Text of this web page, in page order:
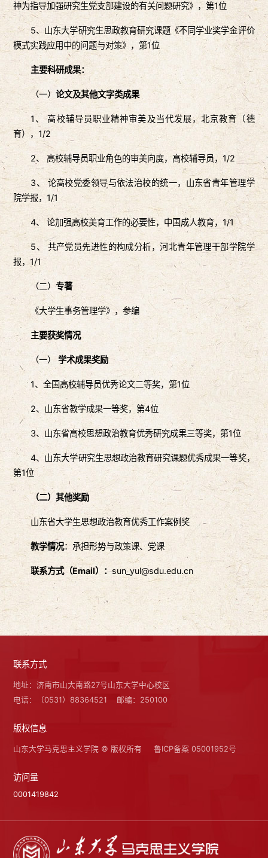
神为指导加强研究生党支部建设的有关问题研究》，第1位
5、山东大学研究生思政教育研究课题《不同学业奖学金评价
模式实践应用中的问题与对策》，第1位
主要科研成果：
（一）论文及其他文字类成果
1、 高校辅导员职业精神审美及当代发展，北京教育（德
育），1/2
2、 高校辅导员职业角色的审美向度，高校辅导员，1/2
3、 论高校党委领导与依法治校的统一，山东省青年管理学
院学报，1/1
4、 论加强高校美育工作的必要性，中国成人教育，1/1
5、 共产党员先进性的构成分析，河北青年管理干部学院学
报，1/1
（二）专著
《大学生事务管理学》，参编
主要获奖情况
（一）学术成果奖励
1、全国高校辅导员优秀论文二等奖，第1位
2、山东省教学成果一等奖，第4位
3、山东省高校思想政治教育优秀研究成果三等奖，第1位
4、山东大学研究生思想政治教育研究课题优秀成果一等奖，
第1位
（二）其他奖励
山东省大学生思想政治教育优秀工作案例奖
教学情况：承担形势与政策课、党课
联系方式（Email）：sun_yul@sdu.edu.cn
联系方式
地址：济南市山大南路27号山东大学中心校区
电话：（0531）88364521
邮编：250100
版权信息
山东大学马克思主义学院 © 版权所有 鲁ICP备案 05001952号
访问量
0001419842